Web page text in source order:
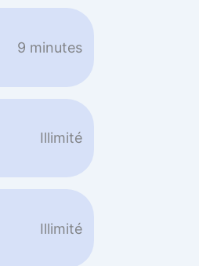
9 minutes
Illimité
Illimité